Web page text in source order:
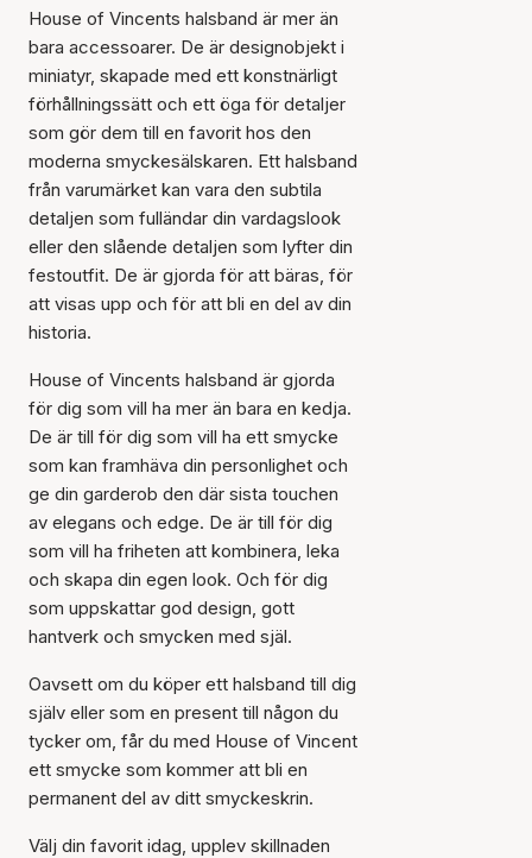
House of Vincents halsband är mer än
bara accessoarer. De är designobjekt i
miniatyr, skapade med ett konstnärligt
förhållningssätt och ett öga för detaljer
som gör dem till en favorit hos den
moderna smyckesälskaren. Ett halsband
från varumärket kan vara den subtila
detaljen som fulländar din vardagslook
eller den slående detaljen som lyfter din
festoutfit. De är gjorda för att bäras, för
att visas upp och för att bli en del av din
historia.
House of Vincents halsband är gjorda
för dig som vill ha mer än bara en kedja.
De är till för dig som vill ha ett smycke
som kan framhäva din personlighet och
ge din garderob den där sista touchen
av elegans och edge. De är till för dig
som vill ha friheten att kombinera, leka
och skapa din egen look. Och för dig
som uppskattar god design, gott
hantverk och smycken med själ.
Oavsett om du köper ett halsband till dig
själv eller som en present till någon du
tycker om, får du med House of Vincent
ett smycke som kommer att bli en
permanent del av ditt smyckeskrin.
Välj din favorit idag, upplev skillnaden